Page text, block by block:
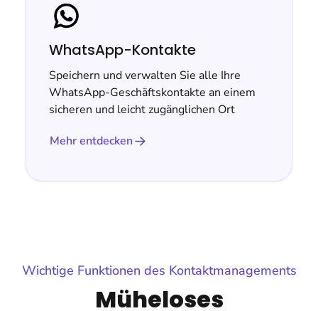
WhatsApp-Kontakte
Speichern und verwalten Sie alle Ihre
WhatsApp-Geschäftskontakte an einem
sicheren und leicht zugänglichen Ort
Mehr entdecken
Wichtige Funktionen des Kontaktmanagements
Müheloses